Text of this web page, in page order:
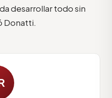
desarrollar todo sin
Donatti.